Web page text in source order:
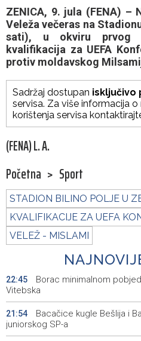
ZENICA, 9. jula (FENA) –
Veleža večeras na
sati), u okviru prvog
kvalifikacija za UEFA
protiv moldavskog
Sadržaj dostupan isključivo
servisa. Za više informacija
korištenja servisa
(FENA) L. A.
Početna > Sport
STADION BILINO POLJE U
KVALIFIKACIJE ZA UEFA
VELEŽ - MISLAMI
22:45
Borac minimalnom
Vitebska
21:54
Bacačice kugle Bešlija i
juniorskog SP-a